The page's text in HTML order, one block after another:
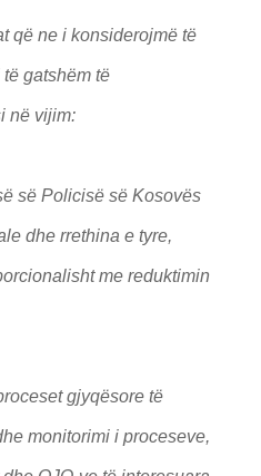
që ne i konsiderojmë të
gatshëm të
në vijim:
së Policisë së Kosovës
dhe rrethina e tyre,
me reduktimin
gjyqësore të
monitorimi i proceseve,